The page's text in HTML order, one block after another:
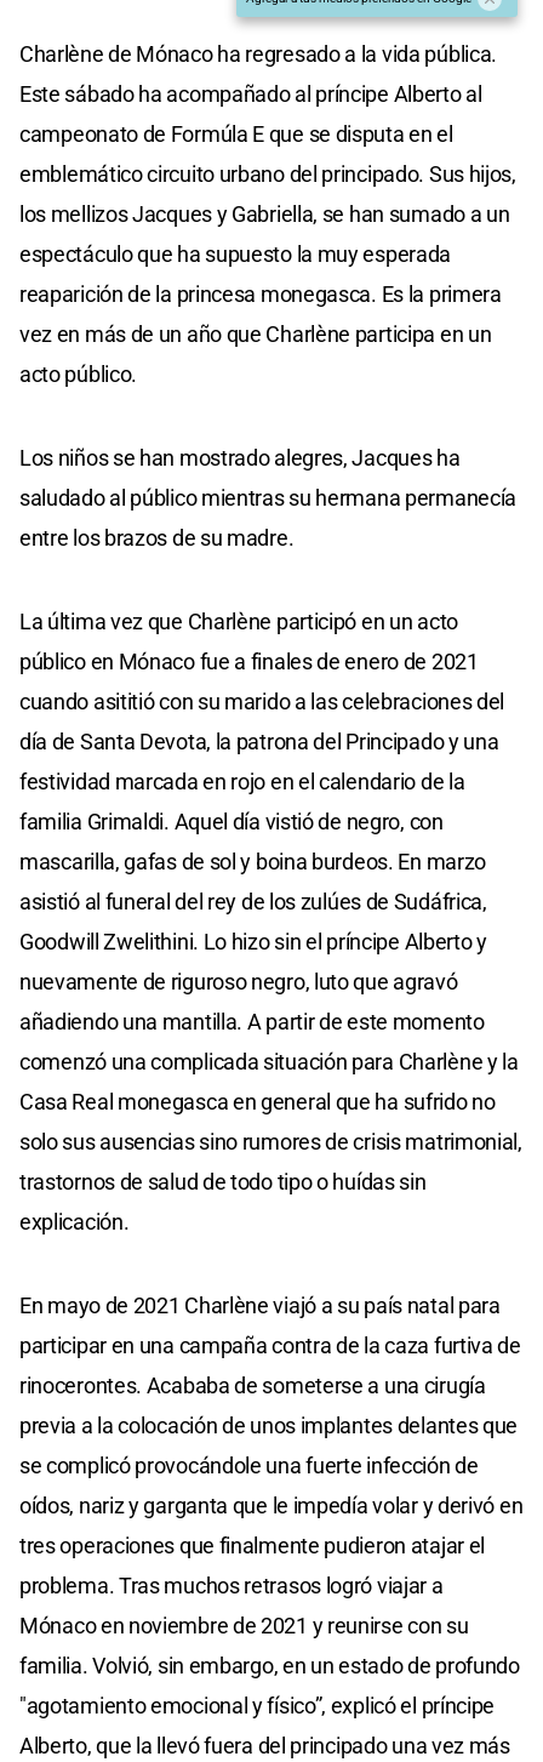
Charlène de Mónaco ha regresado a la vida pública.
Este sábado ha acompañado al príncipe Alberto al
campeonato de Formúla E que se disputa en el
emblemático circuito urbano del principado. Sus hijos,
los mellizos Jacques y Gabriella, se han sumado a un
espectáculo que ha supuesto la muy esperada
reaparición de la princesa monegasca. Es la primera
vez en más de un año que Charlène participa en un
acto público.
Los niños se han mostrado alegres, Jacques ha
saludado al público mientras su hermana permanecía
entre los brazos de su madre.
La última vez que Charlène participó en un acto
público en Mónaco fue a finales de enero de 2021
cuando asititió con su marido a las celebraciones del
día de Santa Devota, la patrona del Principado y una
festividad marcada en rojo en el calendario de la
familia Grimaldi. Aquel día vistió de negro, con
mascarilla, gafas de sol y boina burdeos. En marzo
asistió al funeral del rey de los zulúes de Sudáfrica,
Goodwill Zwelithini. Lo hizo sin el príncipe Alberto y
nuevamente de riguroso negro, luto que agravó
añadiendo una mantilla. A partir de este momento
comenzó una complicada situación para Charlène y la
Casa Real monegasca en general que ha sufrido no
solo sus ausencias sino rumores de crisis matrimonial,
trastornos de salud de todo tipo o huídas sin
explicación.
En mayo de 2021 Charlène viajó a su país natal para
participar en una campaña contra de la caza furtiva de
rinocerontes. Acababa de someterse a una cirugía
previa a la colocación de unos implantes delantes que
se complicó provocándole una fuerte infección de
oídos, nariz y garganta que le impedía volar y derivó en
tres operaciones que finalmente pudieron atajar el
problema. Tras muchos retrasos logró viajar a
Mónaco en noviembre de 2021 y reunirse con su
familia. Volvió, sin embargo, en un estado de profundo
"agotamiento emocional y físico”, explicó el príncipe
Alberto, que la llevó fuera del principado una vez más